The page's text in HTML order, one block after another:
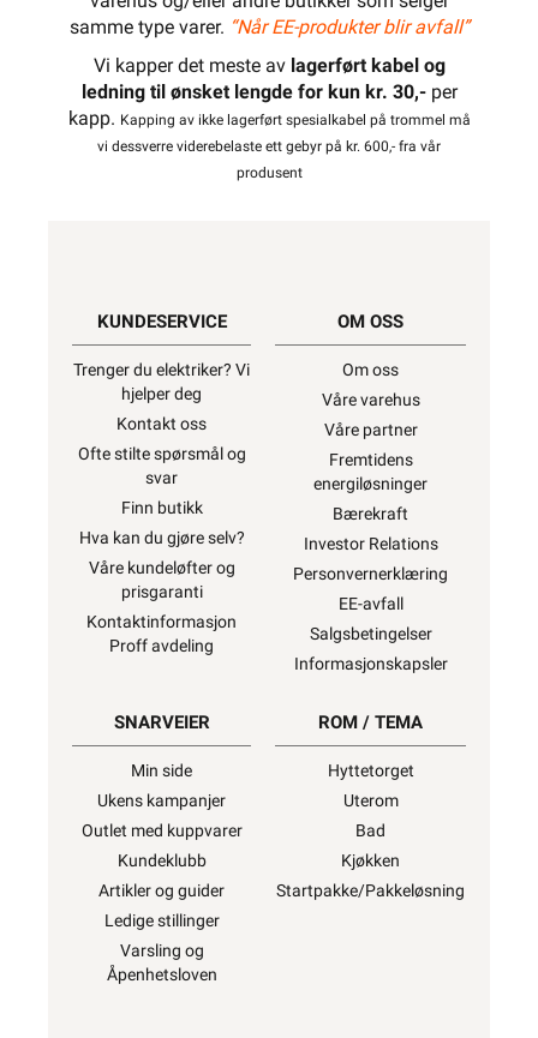
samme type varer. “Når EE-produkter blir avfall”
Vi kapper det meste av lagerført kabel og
ledning til ønsket lengde for kun kr. 30,-per
kapp. Kapping av ikke lagerført spesialkabel på trommel må
vi dessverre viderebelaste ett gebyr på kr. 600,- fra vår
produsent
KUNDESERVICE
Trenger du elektriker? Vi
hjelper deg
Kontakt oss
Ofte stilte spørsmål og
svar
Finn butikk
Hva kan du gjøre selv?
Våre kundeløfter og
prisgaranti
Kontaktinformasjon
Proff avdeling
OM OSS
Om oss
Våre varehus
Våre partner
Fremtidens
energiløsninger
Bærekraft
Investor Relations
Personvernerklæring
EE-avfall
Salgsbetingelser
Informasjonskapsler
SNARVEIER
Min side
Ukens kampanjer
Outlet med kuppvarer
Kundeklubb
Artikler og guider
Ledige stillinger
Varsling og
Åpenhetsloven
ROM / TEMA
Hyttetorget
Uterom
Bad
Kjøkken
Startpakke/Pakkeløsning